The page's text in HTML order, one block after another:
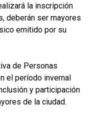
la inscripción
deberán ser mayores
emitido por su
de Personas
el período invernal
y participación
de la ciudad.